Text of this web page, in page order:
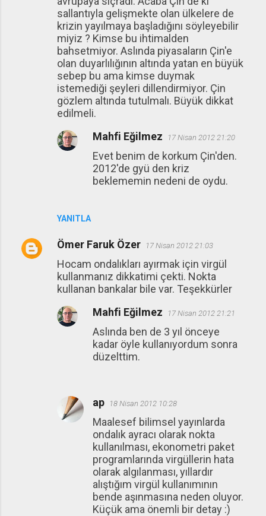
sallantıyla gelişmekte olan ülkelere de
krizin yayılmaya başladığını söyleyebilir
miyiz ? Kimse bu ihtimalden
bahsetmiyor. Aslında piyasaların Çin'e
olan duyarlılığının altında yatan en büyük
sebep bu ama kimse duymak
istemediği şeyleri dillendirmiyor. Çin
gözlem altında tutulmalı. Büyük dikkat
edilmeli.
YANITLA
Mahfi Eğilmez 17 Nisan 2012 21:20
Evet benim de korkum Çin'den.
2012'de gyü den kriz
beklememin nedeni de oydu.
Ömer Faruk Özer 17 Nisan 2012 21:03
Hocam ondalıkları ayırmak için virgül
kullanmanız dikkatimi çekti. Nokta
kullanan bankalar bile var. Teşekkürler
Mahfi Eğilmez 17 Nisan 2012 21:21
Aslında ben de 3 yıl önceye
kadar öyle kullanıyordum sonra
düzelttim.
ap 18 Nisan 2012 10:28
Maalesef bilimsel yayınlarda
ondalık ayracı olarak nokta
kullanılması, ekonometri paket
programlarında virgüllerin hata
olarak algılanması, yıllardır
alıştığım virgül kullanımının
bende aşınmasına neden oluyor.
Küçük ama önemli bir detay :)